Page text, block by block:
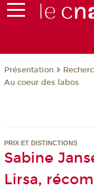
Présentation
Au coeur des labos
PRIX ET DISTINCTIONS
Sabine
Lirsa,